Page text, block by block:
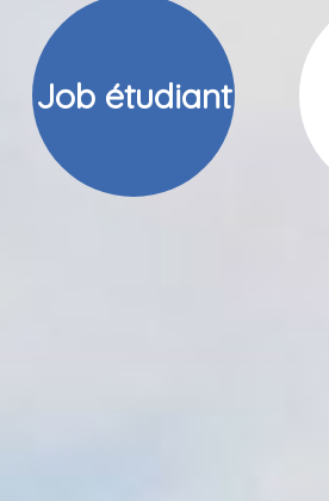
Job étudiant